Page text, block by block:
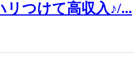
リつけて高収入♪/...